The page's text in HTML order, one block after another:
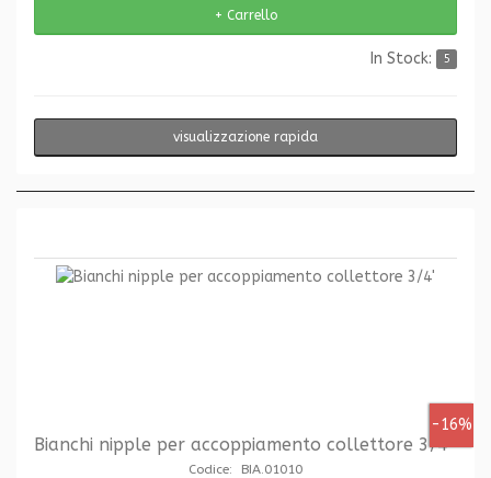
In Stock: 5
visualizzazione rapida
-16%
Bianchi nipple per accoppiamento collettore 3/4'
Codice: BIA.01010